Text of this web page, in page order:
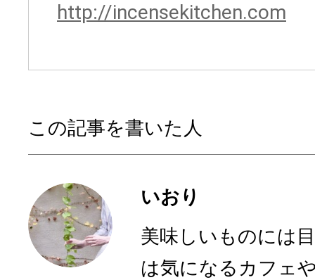
http://incensekitchen.com
この記事を書いた人
いおり
美味しいものには
は気になるカフェ